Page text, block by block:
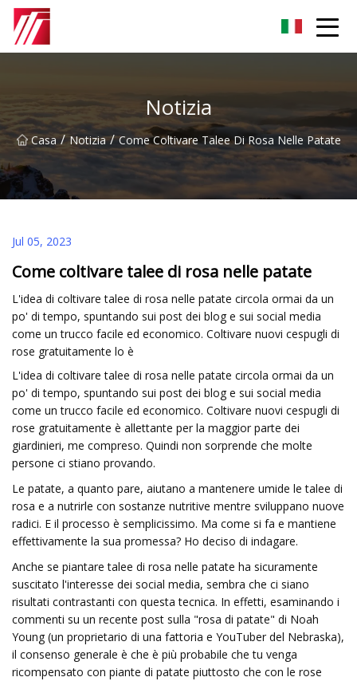
Notizia
Casa / Notizia / Come Coltivare Talee Di Rosa Nelle Patate
Jul 05, 2023
Come coltivare talee di rosa nelle patate
L'idea di coltivare talee di rosa nelle patate circola ormai da un
po' di tempo, spuntando sui post dei blog e sui social media
come un trucco facile ed economico. Coltivare nuovi cespugli di
rose gratuitamente lo è
L'idea di coltivare talee di rosa nelle patate circola ormai da un
po' di tempo, spuntando sui post dei blog e sui social media
come un trucco facile ed economico. Coltivare nuovi cespugli di
rose gratuitamente è allettante per la maggior parte dei
giardinieri, me compreso. Quindi non sorprende che molte
persone ci stiano provando.
Le patate, a quanto pare, aiutano a mantenere umide le talee di
rosa e a nutrirle con sostanze nutritive mentre sviluppano nuove
radici. E il processo è semplicissimo. Ma come si fa e mantiene
effettivamente la sua promessa? Ho deciso di indagare.
Anche se piantare talee di rosa nelle patate ha sicuramente
suscitato l'interesse dei social media, sembra che ci siano
risultati contrastanti con questa tecnica. In effetti, esaminando i
commenti su un recente post sulla "rosa di patate" di Noah
Young (un proprietario di una fattoria e YouTuber del Nebraska),
il consenso generale è che è più probabile che tu venga
ricompensato con piante di patate piuttosto che con le rose